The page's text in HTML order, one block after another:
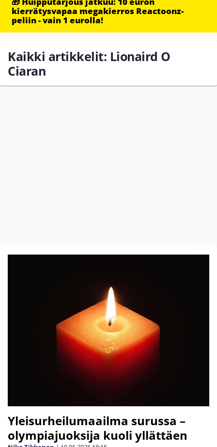
kierrätysvapaa megakierros Reactoonz-
peliin - vain 1 eurolla!
Kaikki artikkelit: Lionaird O
Ciaran
Yleisurheilumaailma surussa –
olympiajuoksija kuoli yllättäen